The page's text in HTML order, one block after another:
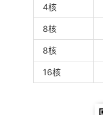
4核
8核
8核
16核